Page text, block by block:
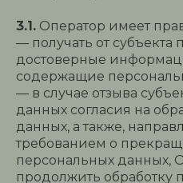
3.1. Оператор имеет
— получать от
достоверные
содержащие
— в случае отзыва
данных согласия на
данных, а также,
требованием о
персональных данных,
продолжить обработку